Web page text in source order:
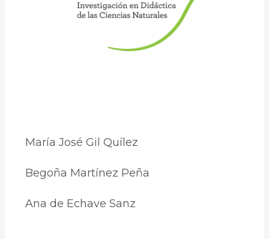
María José Gil Quílez
Begoña Martínez Peña
Ana de Echave Sanz